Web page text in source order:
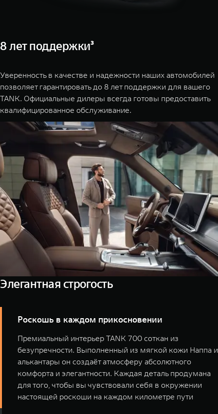
8 лет поддержки³
Уверенность в качестве и надежности наших автомобилей
позволяет гарантировать до 8 лет поддержки для вашего
TANK. Официальные дилеры всегда готовы предоставить
квалифицированное обслуживание.
Элегантная строгость
Роскошь в каждом прикосновении
Премиальный интерьер TANK 700 соткан из
безупречности. Выполненный из мягкой кожи Наппа и
алькантары он создаёт атмосферу абсолютного
комфорта и элегантности. Каждая деталь продумана
для того, чтобы вы чувствовали себя в окружении
настоящей роскоши на каждом километре пути